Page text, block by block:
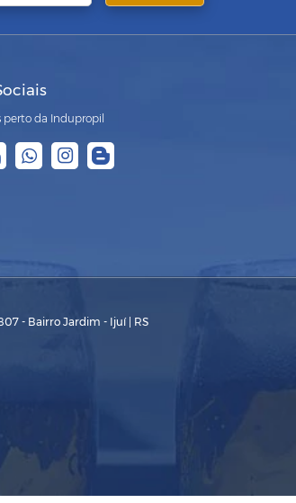
perto da Indupropil
- Bairro Jardim - Ijuí | RS